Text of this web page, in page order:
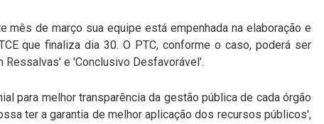
mês de março sua equipe está empenhada na elaboração e
que finaliza dia 30. O PTC, conforme o caso, poderá ser
Ressalvas' e 'Conclusivo Desfavorável'.
para melhor transparência da gestão pública de cada órgão
ter a garantia de melhor aplicação dos recursos públicos',